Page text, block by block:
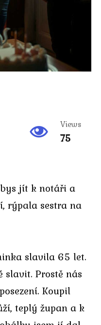
Views
75
jít k notáři a
rýpala sestra na
slavila 65 let.
Prostě nás
Koupil
teplý župan a k